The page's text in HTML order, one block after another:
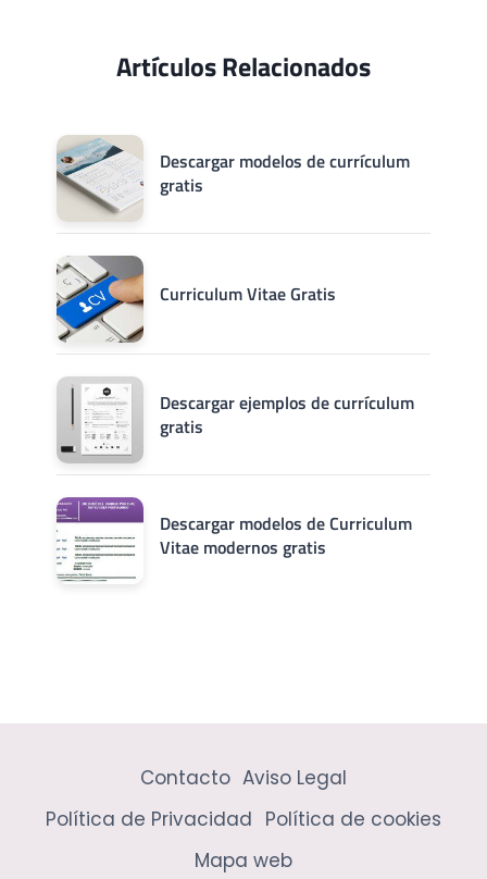
Artículos Relacionados
Descargar modelos de currículum
gratis
Curriculum Vitae Gratis
Descargar ejemplos de currículum
gratis
Descargar modelos de Curriculum
Vitae modernos gratis
Contacto Aviso Legal
Política de Privacidad Política de cookies
Mapa web